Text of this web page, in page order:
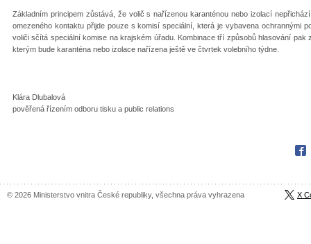
Základním principem zůstává, že volič s nařízenou karanténou nebo izolací
omezeného kontaktu přijde pouze s komisí speciální, která je vybavena ochrannými
voliči sčítá speciální komise na krajském úřadu. Kombinace tří způsobů hlasování pak
kterým bude karanténa nebo izolace nařízena ještě ve čtvrtek volebního týdne.
Klára Dlubalová
pověřená řízením odboru tisku a public relations
© 2026 Ministerstvo vnitra České republiky, všechna práva vyhrazena X